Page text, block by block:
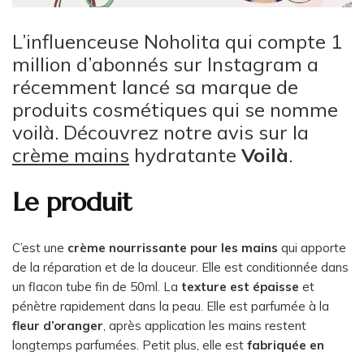
L’influenceuse Noholita qui compte 1
million d’abonnés sur Instagram a
récemment lancé sa marque de
produits cosmétiques qui se nomme
voilà. Découvrez notre avis sur la
crème mains hydratante Voilà.
Le produit
C’est une crème nourrissante pour les mains qui apporte
de la réparation et de la douceur. Elle est conditionnée dans
un flacon tube fin de 50ml. La texture est épaisse et
pénètre rapidement dans la peau. Elle est parfumée à la
fleur d’oranger, après application les mains restent
longtemps parfumées. Petit plus, elle est fabriquée en